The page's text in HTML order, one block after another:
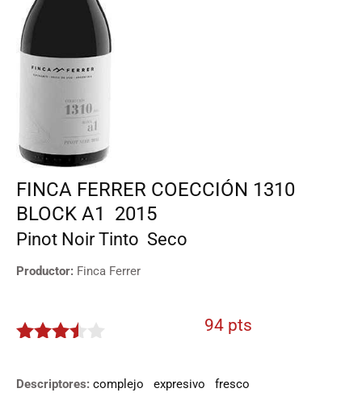
FINCA FERRER COECCIÓN 1310
BLOCK A1
2015
Pinot Noir Tinto Seco
Productor: Finca Ferrer
94 pts
Descriptores: complejo expresivo
fresco